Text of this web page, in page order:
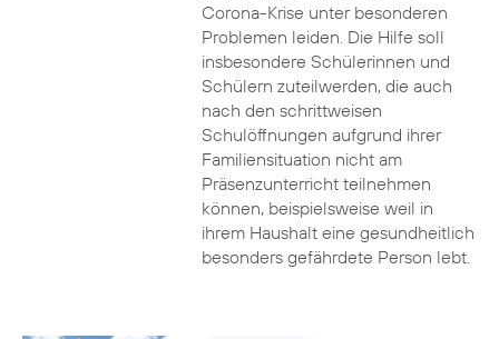
Corona-Krise unter besonderen
Problemen leiden. Die Hilfe soll
insbesondere Schülerinnen und
Schülern zuteilwerden, die auch
nach den schrittweisen
Schulöffnungen aufgrund ihrer
Familiensituation nicht am
Präsenzunterricht teilnehmen
können, beispielsweise weil in
ihrem Haushalt eine gesundheitlich
besonders gefährdete Person lebt.